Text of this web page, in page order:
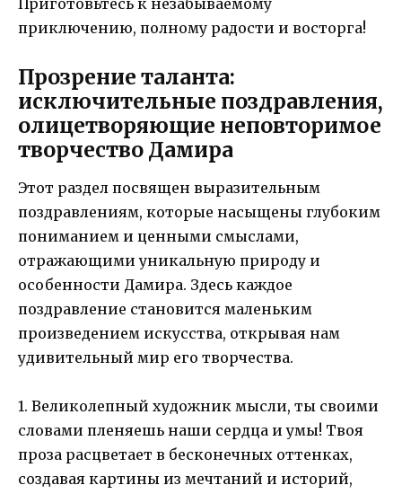
приключению, полному радости и восторга!
Прозрение таланта:
исключительные поздравления,
олицетворяющие неповторимое
творчество Дамира
Этот раздел посвящен выразительным
поздравлениям, которые насыщены глубоким
пониманием и ценными смыслами,
отражающими уникальную природу и
особенности Дамира. Здесь каждое
поздравление становится маленьким
произведением искусства, открывая нам
удивительный мир его творчества.
1. Великолепный художник мысли, ты своими
словами пленяешь наши сердца и умы! Твоя
проза расцветает в бесконечных оттенках,
создавая картины из мечтаний и историй,